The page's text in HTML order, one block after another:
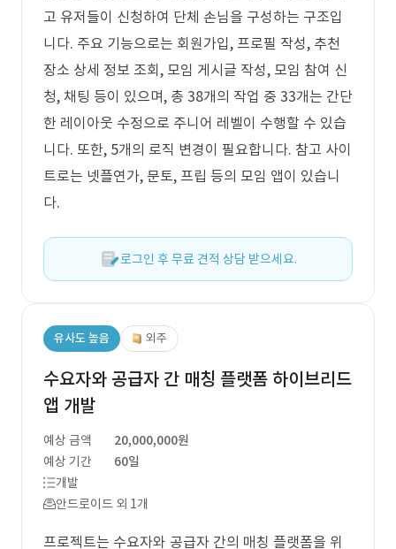
고 유저들이 신청하여 단체 손님을 구성하는 구조입
니다. 주요 기능으로는 회원가입, 프로필 작성, 추천
장소 상세 정보 조회, 모임 게시글 작성, 모임 참여 신
청, 채팅 등이 있으며, 총 38개의 작업 중 33개는 간단
한 레이아웃 수정으로 주니어 레벨이 수행할 수 있습
니다. 또한, 5개의 로직 변경이 필요합니다. 참고 사이
트로는 넷플연가, 문토, 프립 등의 모임 앱이 있습니
다.
로그인 후 무료 견적 상담 받으세요.
유사도 높음 외주
수요자와 공급자 간 매칭 플랫폼 하이브리드
앱 개발
예상 금액
20,000,000원
예상 기간
60일
개발
안드로이드 외 1개
프로젝트는 수요자와 공급자 간의 매칭 플랫폼을 위